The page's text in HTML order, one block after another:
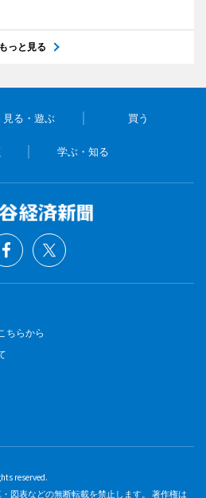
もっと見る
見る・遊ぶ 買う
学ぶ・知る
ちらから
reserved.
図表などの無断転載を禁止します。 著作権は